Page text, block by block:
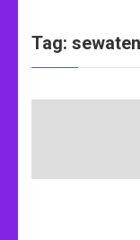
Tag: